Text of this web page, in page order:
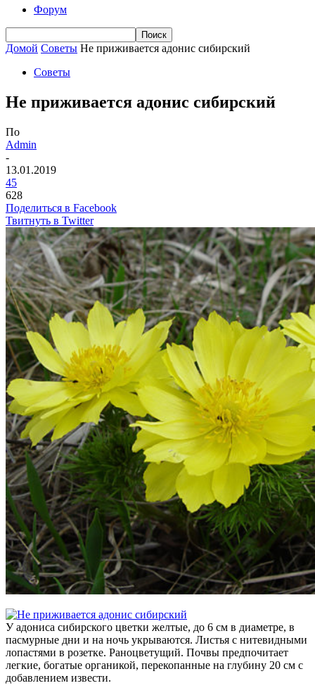
Форум
Домой Советы Не приживается адонис сибирский
Советы
Не приживается адонис сибирский
По
Admin
-
13.01.2019
45
628
Поделиться в Facebook
Твитнуть в Twitter
У адониса сибирского цветки желтые, до 6 см в диаметре, в
пасмурные дни и на ночь укрываются. Листья с нитевидными
лопастями в розетке. Раноцветущий. Почвы предпочитает
легкие, богатые органикой, перекопанные на глубину 20 см с
добавлением извести.